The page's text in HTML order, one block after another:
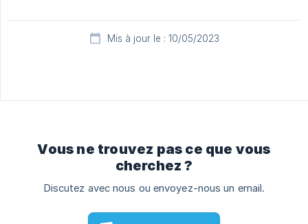
Mis à jour le : 10/05/2023
Vous ne trouvez pas ce que vous
cherchez ?
Discutez avec nous ou envoyez-nous un email.